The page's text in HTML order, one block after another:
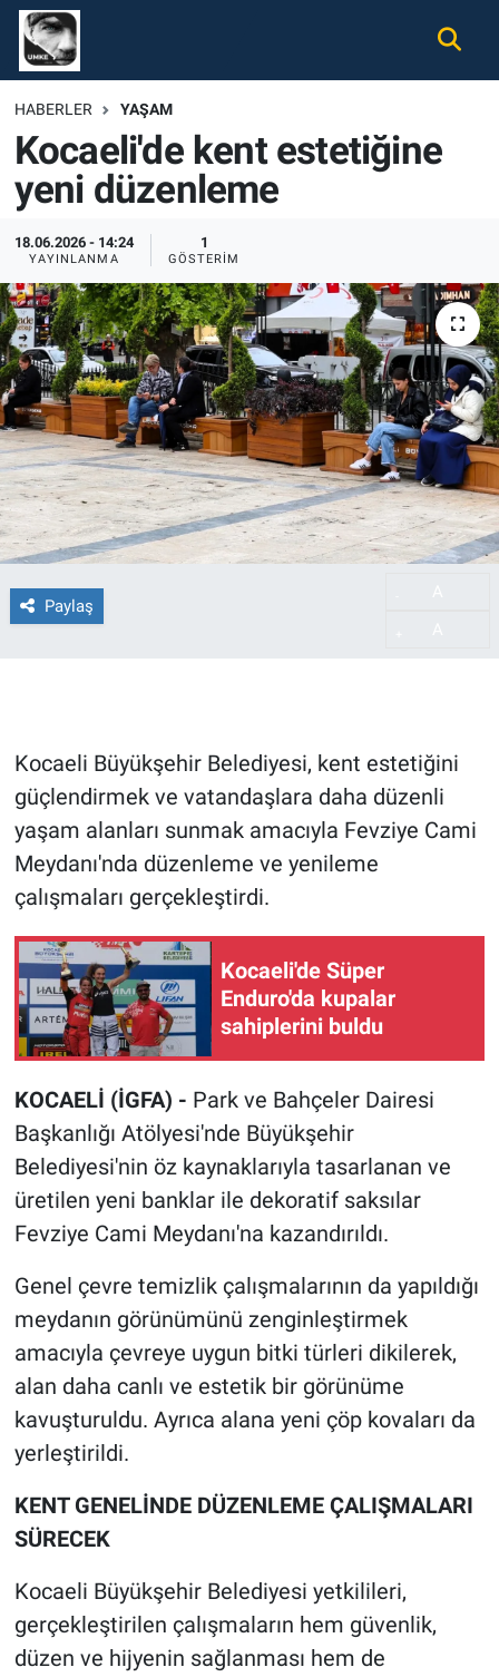
HABERLER YAŞAM
Kocaeli'de kent estetiğine
yeni düzenleme
18.06.2026 - 14:24
YAYINLANMA
1
GÖSTERIM
Paylaş
Kocaeli Büyükşehir Belediyesi, kent estetiğini
güçlendirmek ve vatandaşlara daha düzenli
yaşam alanları sunmak amacıyla Fevziye Cami
Meydanı'nda düzenleme ve yenileme
çalışmaları gerçekleştirdi.
Kocaeli'de Süper
Enduro'da kupalar
sahiplerini buldu
KOCAELİ (İGFA) - Park ve Bahçeler Dairesi
Başkanlığı Atölyesi'nde Büyükşehir
Belediyesi'nin öz kaynaklarıyla tasarlanan ve
üretilen yeni banklar ile dekoratif saksılar
Fevziye Cami Meydanı'na kazandırıldı.
Genel çevre temizlik çalışmalarının da yapıldığı
meydanın görünümünü zenginleştirmek
amacıyla çevreye uygun bitki türleri dikilerek,
alan daha canlı ve estetik bir görünüme
kavuşturuldu. Ayrıca alana yeni çöp kovaları da
yerleştirildi.
KENT GENELİNDE DÜZENLEME ÇALIŞMALARI
SÜRECEK
Kocaeli Büyükşehir Belediyesi yetkilileri,
gerçekleştirilen çalışmaların hem güvenlik,
düzen ve hijyenin sağlanması hem de
Gündem
Ekonomi
Spor
Magazin
Tüm Haberler
İletişim
Künye
Nöbetçi Eczaneler
Hava Durumu
Namaz Vakitleri
Trafik Durumu
Süper Lig Puan Durumu ve Fikstür
Tüm Manşetler
Son Dakika Haberleri
Haber Arşivi